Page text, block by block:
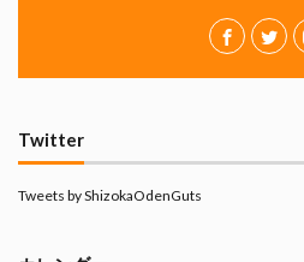
Twitter
Tweets by ShizokaOdenGuts